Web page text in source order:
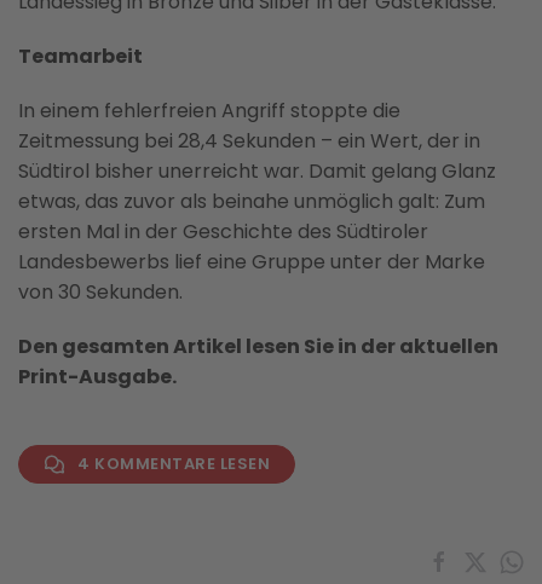
Teamarbeit
In einem fehlerfreien Angriff stoppte die
Zeitmessung bei 28,4 Sekunden – ein Wert, der in
Südtirol bisher unerreicht war. Damit gelang Glanz
etwas, das zuvor als beinahe unmöglich galt: Zum
ersten Mal in der Geschichte des Südtiroler
Landesbewerbs lief eine Gruppe unter der Marke
von 30 Sekunden.
Den gesamten Artikel lesen Sie in der aktuellen
Print-Ausgabe.
4 KOMMENTARE LESEN